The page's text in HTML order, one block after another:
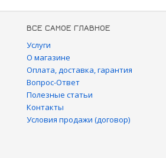
ВСЕ САМОЕ ГЛАВНОЕ
Услуги
О магазине
Оплата, доставка, гарантия
Вопрос-Ответ
Полезные статьи
Контакты
Условия продажи (договор)